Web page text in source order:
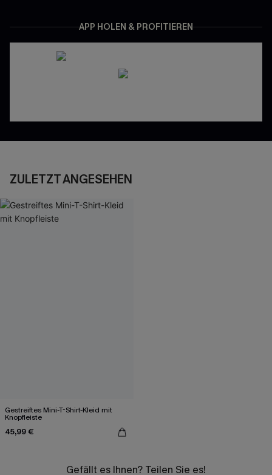
APP HOLEN & PROFITIEREN
ZULETZT ANGESEHEN
Gestreiftes Mini-T-Shirt-Kleid mit
Knopfleiste
45,99 €
Gefällt es Ihnen? Teilen Sie es!